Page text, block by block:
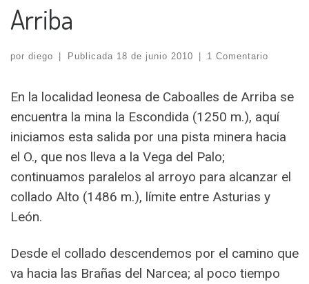
Arriba
por diego Publicada 18 de junio 2010 1 Comentario
En la localidad leonesa de Caboalles de Arriba se
encuentra la mina la Escondida (1250 m.), aquí
iniciamos esta salida por una pista minera hacia
el O., que nos lleva a la Vega del Palo;
continuamos paralelos al arroyo para alcanzar el
collado Alto (1486 m.), límite entre Asturias y
León.
Desde el collado descendemos por el camino que
va hacia las Brañas del Narcea; al poco tiempo